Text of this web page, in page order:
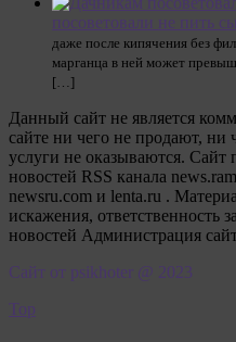
посоветовали не пить
даже после кипячения без
марганца в ней может
[…]
Данный сайт не является
сайте ни чего не продают, ни
услуги не оказываются. Сайт
новостей RSS канала
newsru.com и lenta.ru .
искажения, ответственность
новостей Администрация
Сайт от psikhoter @ 2023
Top